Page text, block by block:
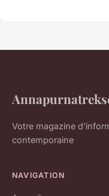
Votre magazine
contemporaine
NAVIGATION